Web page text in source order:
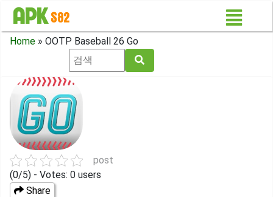
Home » OOTP Baseball 26 Go
post
(0/5) - Votes: 0 users
Share